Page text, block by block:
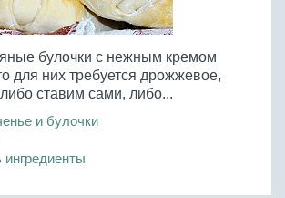
булочки с нежным кремом
для них требуется дрожжевое,
ставим сами, либо...
и булочки
ингредиенты